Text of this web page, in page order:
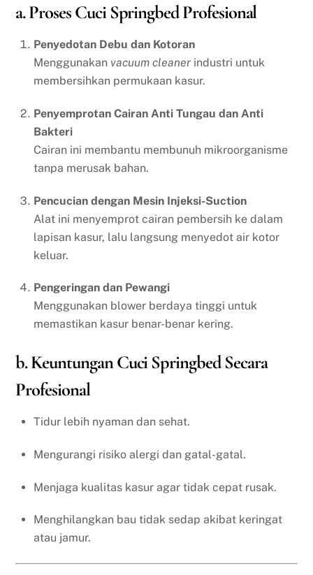
a. Proses Cuci Springbed Profesional
Penyedotan Debu dan Kotoran
Menggunakan vacuum cleaner industri untuk
membersihkan permukaan kasur.
Penyemprotan Cairan Anti Tungau dan Anti
Bakteri
Cairan ini membantu membunuh mikroorganisme
tanpa merusak bahan.
Pencucian dengan Mesin Injeksi-Suction
Alat ini menyemprot cairan pembersih ke dalam
lapisan kasur, lalu langsung menyedot air kotor
keluar.
Pengeringan dan Pewangi
Menggunakan blower berdaya tinggi untuk
memastikan kasur benar-benar kering.
b. Keuntungan Cuci Springbed Secara
Profesional
Tidur lebih nyaman dan sehat.
Mengurangi risiko alergi dan gatal-gatal.
Menjaga kualitas kasur agar tidak cepat rusak.
Menghilangkan bau tidak sedap akibat keringat
atau jamur.